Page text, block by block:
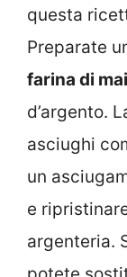
questa
Preparate
farina di
d’argento.
asciughi
un
e
argenteria.